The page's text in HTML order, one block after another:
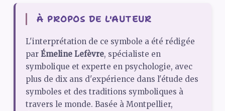
À PROPOS DE L'AUTEUR
L'interprétation de ce symbole a été rédigée
par Émeline Lefèvre, spécialiste en
symbolique et experte en psychologie, avec
plus de dix ans d'expérience dans l'étude des
symboles et des traditions symboliques à
travers le monde. Basée à Montpellier,